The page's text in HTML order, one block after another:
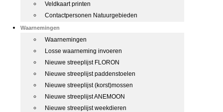
Veldkaart printen
Contactpersonen Natuurgebieden
Waarnemingen
Waarnemingen
Losse waarneming invoeren
Nieuwe streeplijst FLORON
Nieuwe streeplijst paddenstoelen
Nieuwe streeplijst (korst)mossen
Nieuwe streeplijst ANEMOON
Nieuwe streeplijst weekdieren